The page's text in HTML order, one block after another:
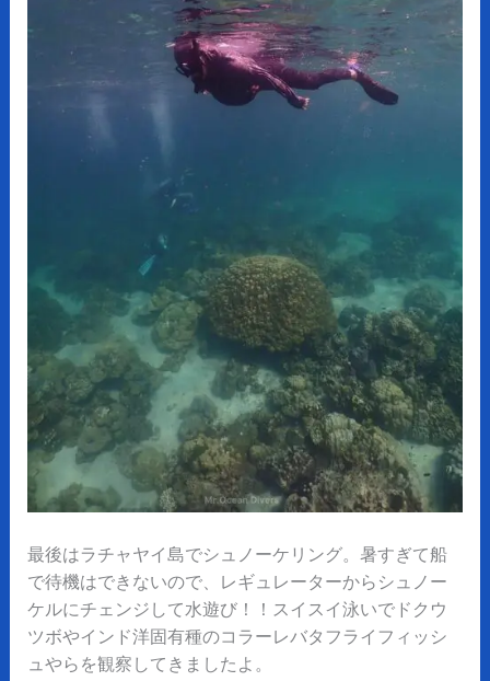
最後はラチャヤイ島でシュノーケリング。暑すぎて船
で待機はできないので、レギュレーターからシュノー
ケルにチェンジして水遊び！！スイスイ泳いでドクウ
ツボやインド洋固有種のコラーレバタフライフィッシ
ュやらを観察してきましたよ。